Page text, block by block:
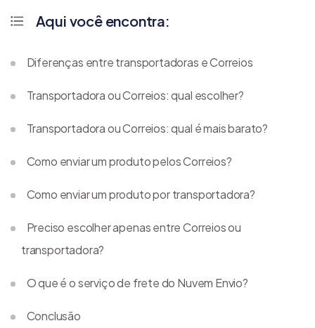
Aqui você encontra:
Diferenças entre transportadoras e Correios
Transportadora ou Correios: qual escolher?
Transportadora ou Correios: qual é mais barato?
Como enviar um produto pelos Correios?
Como enviar um produto por transportadora?
Preciso escolher apenas entre Correios ou
transportadora?
O que é o serviço de frete do Nuvem Envio?
Conclusão